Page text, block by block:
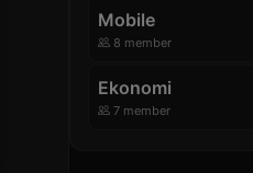
Mobile
8 member
Ekonomi
7 member